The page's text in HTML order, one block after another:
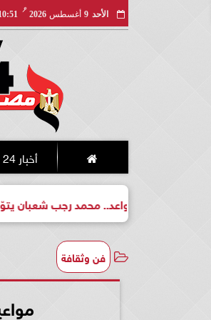
الأحد 9 أغسطس 2026
مـ
10:51
أخبار 24
لبطل واعد.. محمد رجب شعبان يتوّج
فن وثقافة